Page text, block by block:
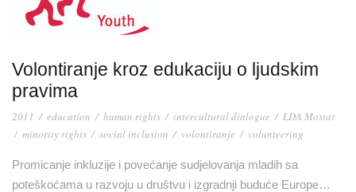
Volontiranje kroz edukaciju o ljudskim
pravima
2011 / education / human rights / intercultural dialogue / LDA Mostar
/ minority rights / social inclusion / volontiranje / volunteering
Promicanje inkluzije i povećanje sudjelovanja mladih sa
poteškoćama u razvoju u društvu i izgradnji buduće Europe…